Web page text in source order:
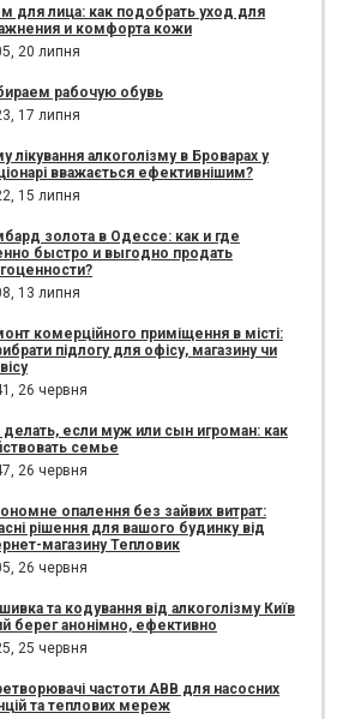
для лица: как подобрать уход для
и комфорта кожи
20 липня
рабочую обувь
17 липня
лікування алкоголізму в Броварах у
вважається ефективнішим?
15 липня
золота в Одессе: как и где
быстро и выгодно продать
13 липня
комерційного приміщення в місті:
підлогу для офісу, магазину чи
26 червня
делать, если муж или сын игроман: как
семье
26 червня
опалення без зайвих витрат:
рішення для вашого будинку від
магазину Тепловик
26 червня
та кодування від алкоголізму Київ
берег анонімно, ефективно
25 червня
частоти ABB для насосних
та теплових мереж